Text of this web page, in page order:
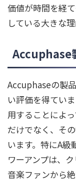
価値が時間を経
している大きな
Accuphase
Accuphaseの製
い評価を得てい
用することによ
だけでなく、そ
います。特にA級
ワーアンプは、
音楽ファンから絶